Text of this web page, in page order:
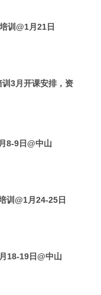
训@1月21日
3月开课安排，资
8-9日@中山
训@1月24-25日
18-19日@中山